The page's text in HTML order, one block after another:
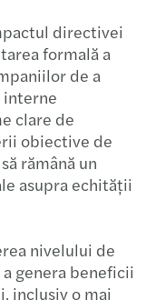
directivei
formală a
de a
interne
clare de
obiective de
rămână un
asupra echității
nivelului de
genera beneficii
inclusiv o mai